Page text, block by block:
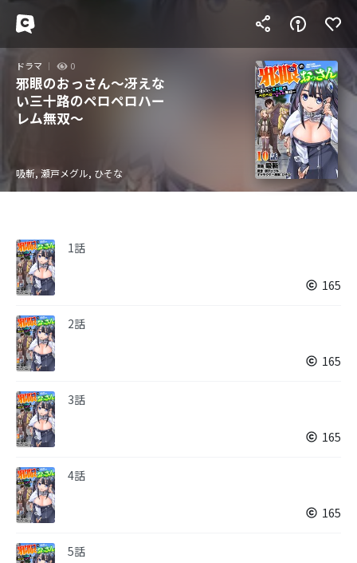
ドラマ 0
邪眼のおっさん～冴えな
い三十路のペロペロハー
レム無双～
吸斬, 瀬戸メグル, ひそな
1話
165
2話
165
3話
165
4話
165
5話